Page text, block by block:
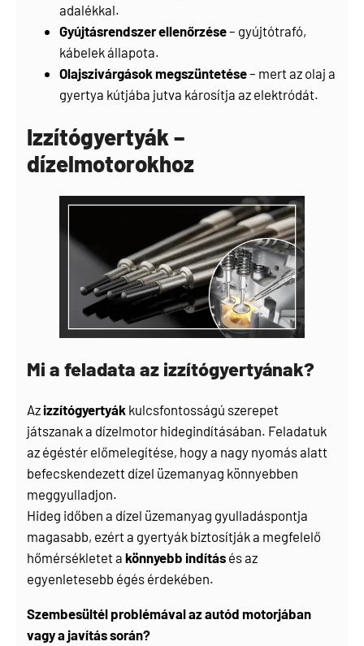
adalékkal.
Gyújtásrendszer ellenőrzése– gyújtótrafó,
kábelek állapota.
Olajszivárgások megszüntetése– mert az olaj a
gyertya kútjába jutva károsítja az elektródát.
Izzítógyertyák –
dízelmotorokhoz
Mi a feladata az izzítógyertyának?
Az izzítógyertyák kulcsfontosságú szerepet
játszanak a dízelmotor hidegindításában. Feladatuk
az égéstér előmelegítése, hogy a nagy nyomás alatt
befecskendezett dízel üzemanyag könnyebben
meggyulladjon.
Hideg időben a dízel üzemanyag gyulladáspontja
magasabb, ezért a gyertyák biztosítják a megfelelő
hőmérsékletet akönnyebb indítás és az
egyenletesebb égés érdekében.
Szembesültél problémával az autód motorjában
vagy a javítás során?